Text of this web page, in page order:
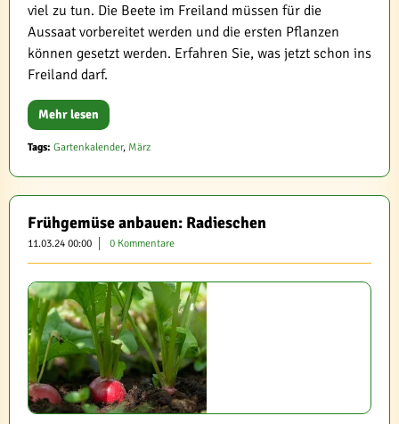
viel zu tun. Die Beete im Freiland müssen für die
Aussaat vorbereitet werden und die ersten Pflanzen
können gesetzt werden. Erfahren Sie, was jetzt schon ins
Freiland darf.
Mehr lesen
Tags: Gartenkalender, März
Frühgemüse anbauen: Radieschen
11.03.24 00:00 0 Kommentare